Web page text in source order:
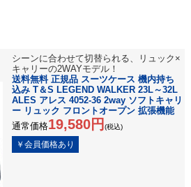
シーンに合わせて切替られる、リュック×
キャリーの2WAYモデル！
送料無料 正規品 スーツケース 機内持ち
込み T＆S LEGEND WALKER 23L～32L
ALES アレス 4052-36 2way ソフトキャリ
ー リュック フロントオープン 拡張機能
通常価格19,580円 (税込)